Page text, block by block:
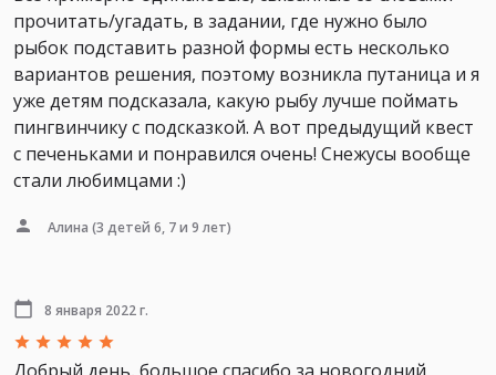
прочитать/угадать, в задании, где нужно было
рыбок подставить разной формы есть несколько
вариантов решения, поэтому возникла путаница и я
уже детям подсказала, какую рыбу лучше поймать
пингвинчику с подсказкой. А вот предыдущий квест
с печеньками и понравился очень! Снежусы вообще
стали любимцами :)
Алина (3 детей 6, 7 и 9 лет)
8 января 2022 г.